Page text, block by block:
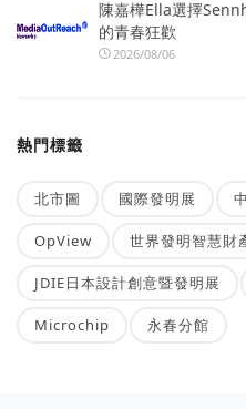
陳嘉樺Ella選擇
的青春狂歡
2026/08/06
熱門標籤
北市圖 國際發明展
OpView 世界發明智慧財
JDIE日本設計創意暨發明展
Microchip 永春分館